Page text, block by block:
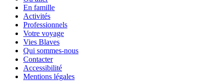
En famille
Activités
Professionnels
Votre voyage
Vies Blaves
Qui sommes-nous
Contacter
Accessibilité
Mentions légales